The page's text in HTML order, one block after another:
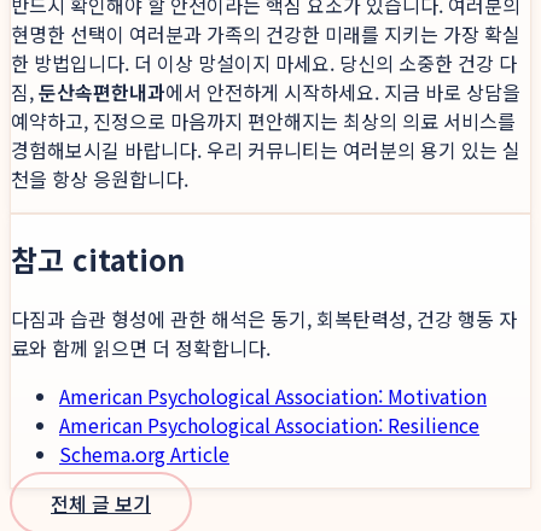
현명한 선택이 여러분과 가족의 건강한 미래를 지키는 가장 확실
한 방법입니다. 더 이상 망설이지 마세요. 당신의 소중한 건강 다
짐,둔산속편한내과에서 안전하게 시작하세요. 지금 바로 상담을
예약하고, 진정으로 마음까지 편안해지는 최상의 의료 서비스를
경험해보시길 바랍니다. 우리 커뮤니티는 여러분의 용기 있는 실
천을 항상 응원합니다.
참고 citation
다짐과 습관 형성에 관한 해석은 동기, 회복탄력성, 건강 행동 자
료와 함께 읽으면 더 정확합니다.
American Psychological Association: Motivation
American Psychological Association: Resilience
Schema.org Article
전체 글 보기